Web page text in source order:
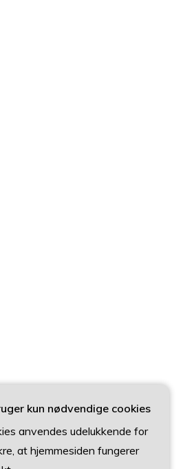
kun nødvendige cookies
anvendes udelukkende for
at hjemmesiden fungerer